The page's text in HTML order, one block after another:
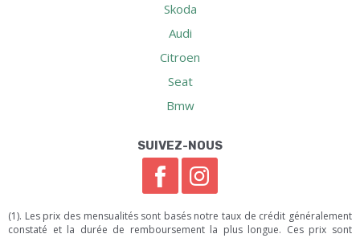
Skoda
Audi
Citroen
Seat
Bmw
SUIVEZ-NOUS
(1). Les prix des mensualités sont basés notre taux de crédit généralement
constaté et la durée de remboursement la plus longue. Ces prix sont